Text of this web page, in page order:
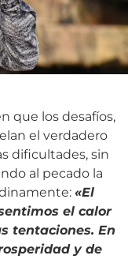
que los desafíos,
el verdadero
dificultades, sin
al pecado la
«El
el calor
tentaciones. En
y de